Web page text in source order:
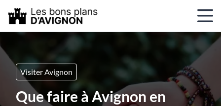
Visiter Avignon
Que faire à Avignon en